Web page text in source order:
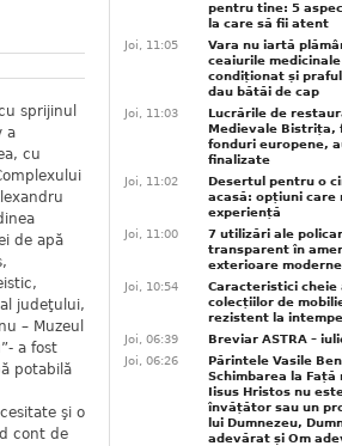
sprijinul
a
cu
de apă
judeţului,
– Muzeul
a fost
potabilă
şi o
cont de
pentru tine: 5
la care să fii atent
Joi, 11:05
Vara nu iartă
ceaiurile medicinale
condiționat și
dau bătăi de cap
Joi, 11:03
Lucrările de
Medievale Bistrița,
fonduri europene,
finalizate
Joi, 11:02
Desertul pentru o
acasă: opțiuni care
experiență
Joi, 11:00
7 utilizări ale
transparent în
exterioare moderne
Joi, 10:54
Caracteristici cheie
colecțiilor de
rezistent la
Joi, 06:39
Breviar ASTRA –
Joi, 06:26
Părintele Vasile
Schimbarea la Față
Iisus Hristos nu
învățător sau un
lui Dumnezeu,
adevărat și Om